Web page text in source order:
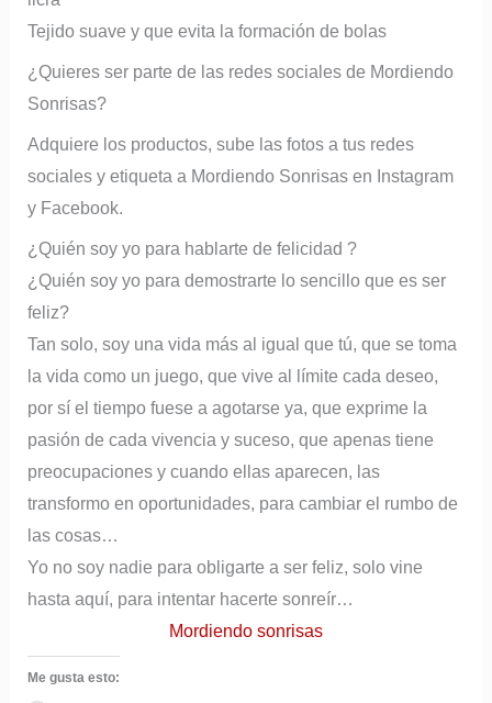
Tejido suave y que evita la formación de bolas
¿Quieres ser parte de las redes sociales de Mordiendo
Sonrisas?
Adquiere los productos, sube las fotos a tus redes
sociales y etiqueta a Mordiendo Sonrisas en Instagram
y Facebook.
¿Quién soy yo para hablarte de felicidad ?
¿Quién soy yo para demostrarte lo sencillo que es ser
feliz?
Tan solo, soy una vida más al igual que tú, que se toma
la vida como un juego, que vive al límite cada deseo,
por sí el tiempo fuese a agotarse ya, que exprime la
pasión de cada vivencia y suceso, que apenas tiene
preocupaciones y cuando ellas aparecen, las
transformo en oportunidades, para cambiar el rumbo de
las cosas…
Yo no soy nadie para obligarte a ser feliz, solo vine
hasta aquí, para intentar hacerte sonreír…
Mordiendo sonrisas
Me gusta esto: